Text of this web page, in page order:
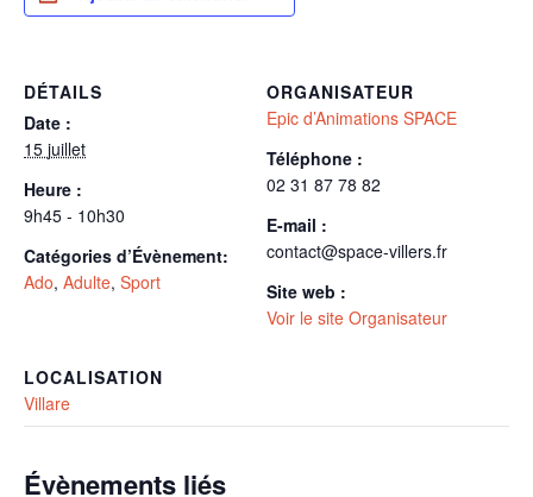
DÉTAILS
Date :
15 juillet
Heure :
9h45 - 10h30
Catégories d’Évènement:
Ado, Adulte, Sport
ORGANISATEUR
Epic d’Animations SPACE
Téléphone :
02 31 87 78 82
E-mail :
contact@space-villers.fr
Site web :
Voir le site Organisateur
LOCALISATION
Villare
Évènements liés